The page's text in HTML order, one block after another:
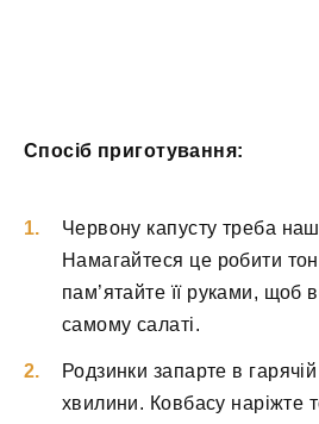
Спосіб приготування:
Червону капусту треба
Намагайтеся це робити
пам’ятайте її руками, щоб
самому салаті.
Родзинки запарте в
хвилини. Ковбасу наріжте